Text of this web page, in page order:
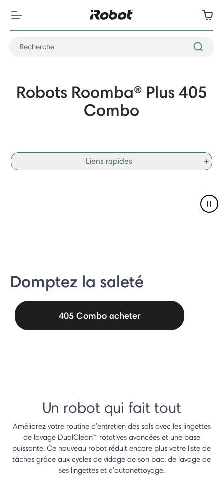
Robots Roomba® Plus 405
Combo
Liens rapides +
Domptez la saleté
405 Combo acheter
Un robot qui fait tout
Améliorez votre routine d’entretien des sols avec les lingettes
de lavage DualClean™ rotatives avancées et une base
puissante. Ce nouveau robot réduit encore plus votre liste de
tâches grâce aux cycles de vidage de son bac, de lavage de
ses lingettes et d’autonettoyage.